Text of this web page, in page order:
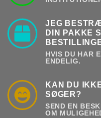
JEG
DIN PAKKE
HVIS DU HAR
ENDELIG.
KAN DU
SØGER?
SEND EN
OM